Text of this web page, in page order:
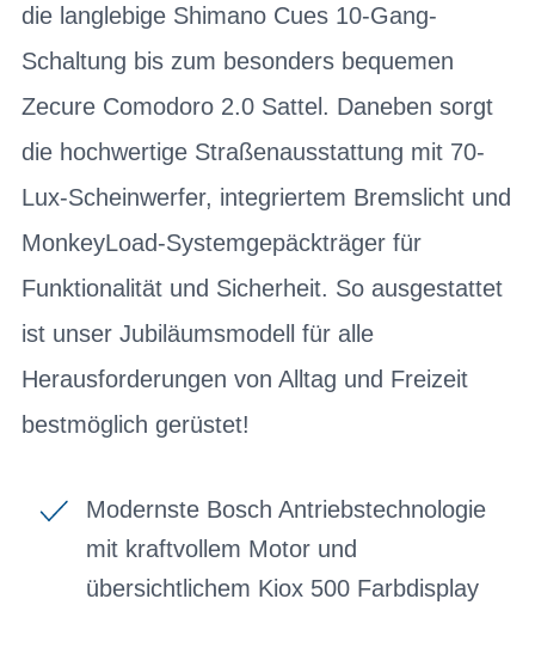
die langlebige Shimano Cues 10-Gang-
Schaltung bis zum besonders bequemen
Zecure Comodoro 2.0 Sattel. Daneben sorgt
die hochwertige Straßenausstattung mit 70-
Lux-Scheinwerfer, integriertem Bremslicht und
MonkeyLoad-Systemgepäckträger für
Funktionalität und Sicherheit. So ausgestattet
ist unser Jubiläumsmodell für alle
Herausforderungen von Alltag und Freizeit
bestmöglich gerüstet!
Modernste Bosch Antriebstechnologie
mit kraftvollem Motor und
übersichtlichem Kiox 500 Farbdisplay